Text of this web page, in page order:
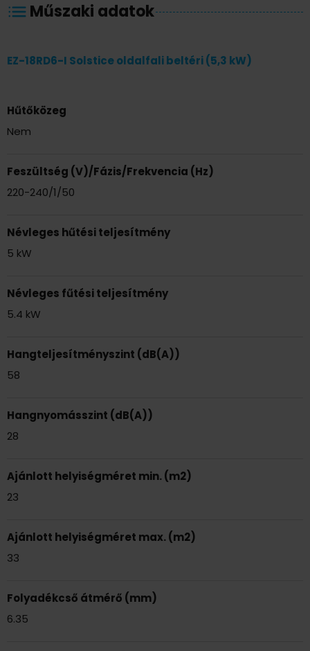
Műszaki adatok
EZ-18RD6-I Solstice oldalfali beltéri (5,3 kW)
Hűtőközeg
Nem
Feszültség (V)/Fázis/Frekvencia (Hz)
220-240/1/50
Névleges hűtési teljesítmény
5 kW
Névleges fűtési teljesítmény
5.4 kW
Hangteljesítményszint (dB(A))
58
Hangnyomásszint (dB(A))
28
Ajánlott helyiségméret min. (m2)
23
Ajánlott helyiségméret max. (m2)
33
Folyadékcső átmérő (mm)
6.35